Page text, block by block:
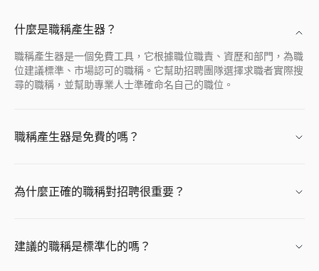
透過任何公開使用者 ID 預覽 Discord 頭像、橫幅、使用者名稱與
輸入 Facebook 姓名、用戶名或個人資料 URL，即可立即查看公
查看→
查看→
什麼是職稱產生器？
職稱產生器是一個免費工具，它根據職位職責、資歷和部門，為職
位建議標準、市場認可的職稱。它幫助招聘團隊選擇求職者實際搜
尋的職稱，並幫助專業人士準確命名自己的職位。
職稱產生器是免費的嗎？
為什麼正確的職稱對招聘很重要？
建議的職稱是標準化的嗎？